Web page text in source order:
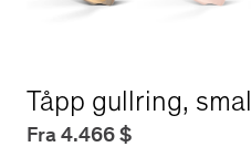
Tåpp gullring, smal
Fra4.466$